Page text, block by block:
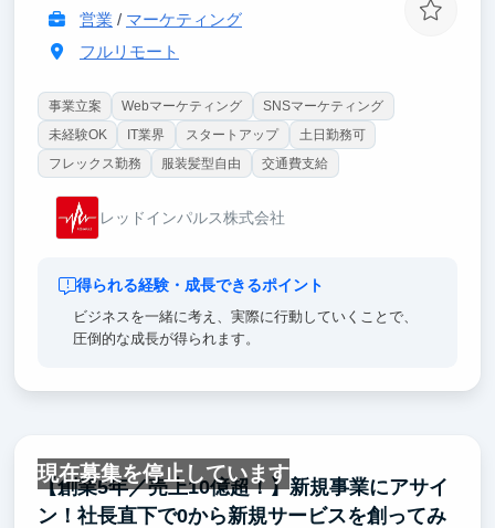
営業 / マーケティング
フルリモート
事業立案 Webマーケティング
SNSマーケティング
未経験OK
IT業界 スタートアップ
土日勤務可
フレックス勤務
服装髪型自由 交通費支給
レッドインパルス株式会社
得られる経験・成長できるポイント
ビジネスを一緒に考え、実際に行動していくことで、
圧倒的な成長が得られます。
現在募集を停止しています
【創業5年／売上10億超！】新規事業にアサイ
ン！社長直下で0から新規サービスを創ってみ